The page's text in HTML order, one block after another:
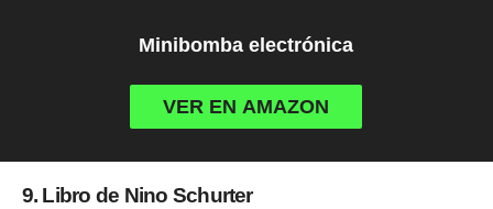
Minibomba electrónica
VER EN AMAZON
9. Libro de Nino Schurter